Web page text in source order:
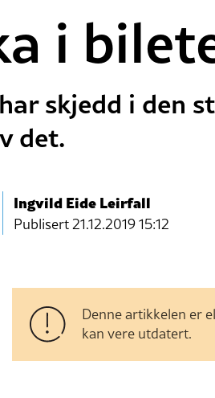
i
skjedd i den
det.
Ingvild Eide Leirfall
Publisert21.12.2019 15:12
Denne artikkelen er
kan vere utdatert.